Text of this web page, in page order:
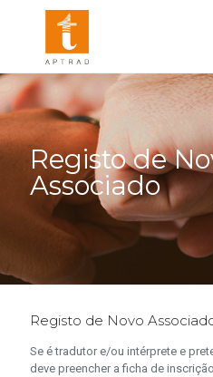
Registo de
Associado
Registo de Novo
Se é tradutor e/ou intérprete e
deve preencher a ficha de